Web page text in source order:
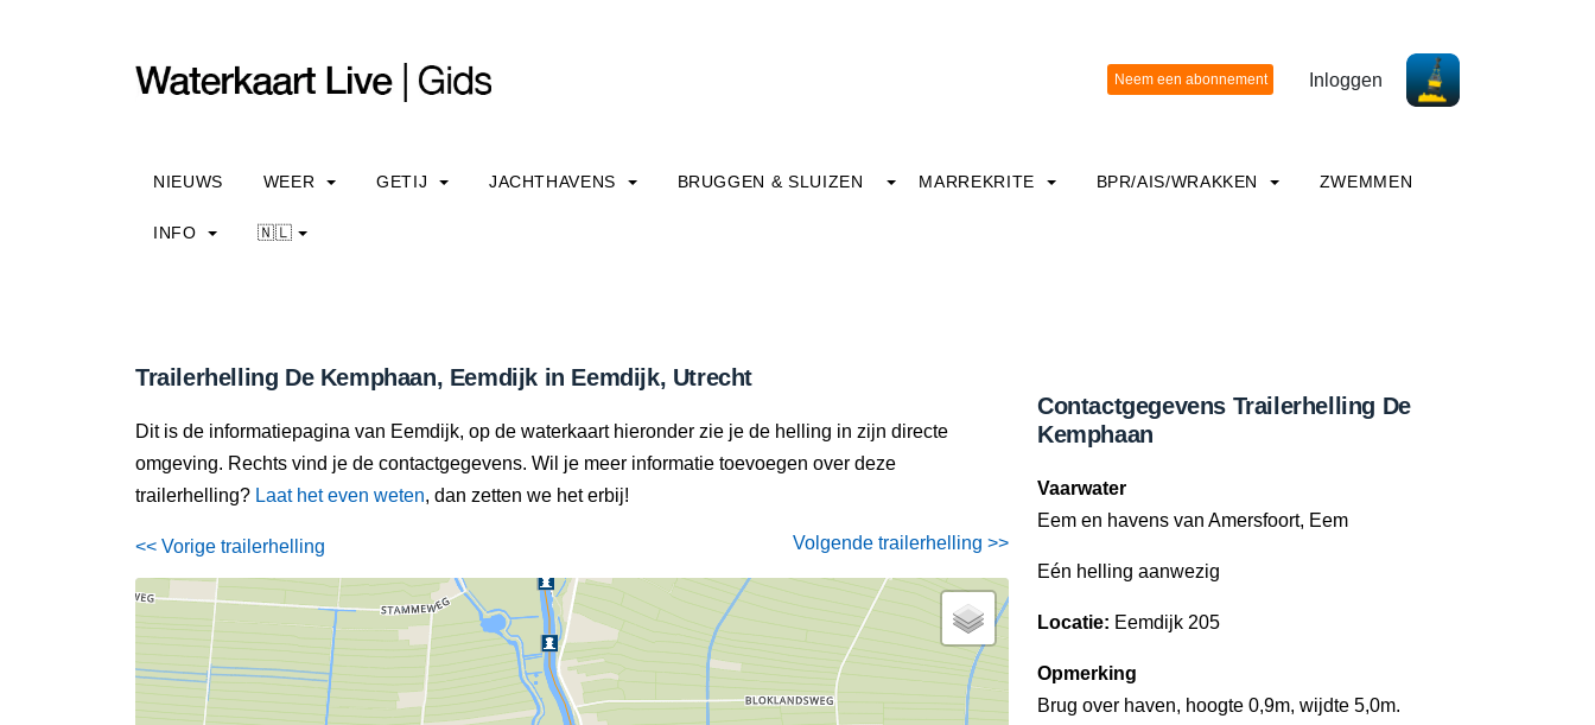
Inloggen
NIEUWS WEER GETIJ JACHTHAVENS BRUGGEN & SLUIZEN MARREKRITE BPR/AIS/WRAKKEN ZWEMMEN
INFO 🇳🇱
Trailerhelling De Kemphaan, Eemdijk in Eemdijk, Utrecht
Dit is de informatiepagina van Eemdijk, op de waterkaart hieronder zie je de helling in zijn directe
omgeving. Rechts vind je de contactgegevens. Wil je meer informatie toevoegen over deze
trailerhelling? Laat het even weten, dan zetten we het erbij!
<< Vorige trailerhelling Volgende trailerhelling >>
Contactgegevens Trailerhelling De
Kemphaan
Vaarwater
Eem en havens van Amersfoort, Eem
Eén helling aanwezig
Locatie: Eemdijk 205
Opmerking
Brug over haven, hoogte 0,9m, wijdte 5,0m.